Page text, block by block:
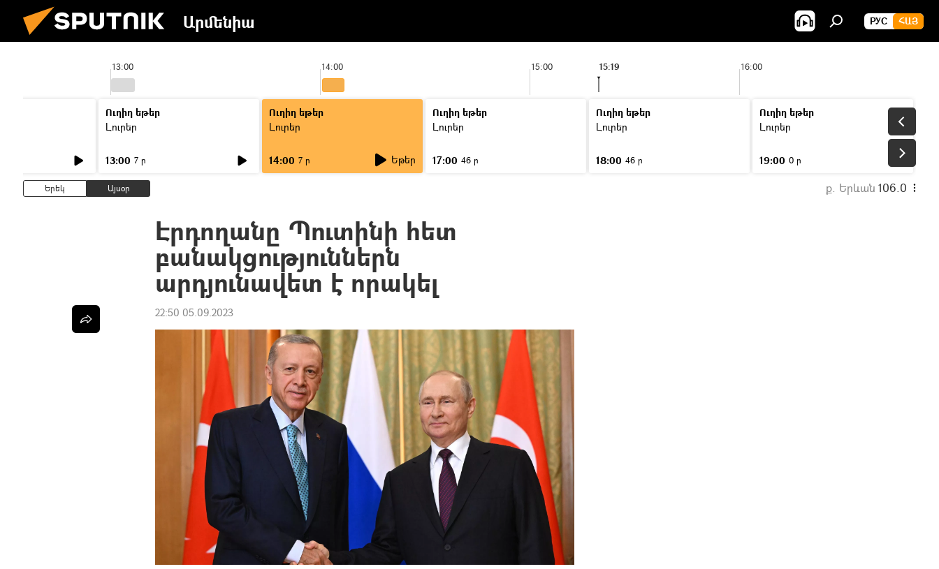
Արմենիա РУС ՀԱՅ
13:00 14:00 15:00 16:00
15:19
Ուղիղ եթեր
Լուրեր
13:00 7 ր
Ուղիղ եթեր
Լուրեր
14:00 7 ր Եթեր
Ուղիղ եթեր
Լուրեր
17:00 46 ր
Ուղիղ եթեր
Լուրեր
18:00 46 ր
Ուղիղ եթեր
Լուրեր
19:00 0 ր
Երեկ Այսօր ք. Երևան 106.0
Էրդողանը Պուտինի հետ
բանակցություններն
արդյունավետ է որակել
22:50 05.09.2023